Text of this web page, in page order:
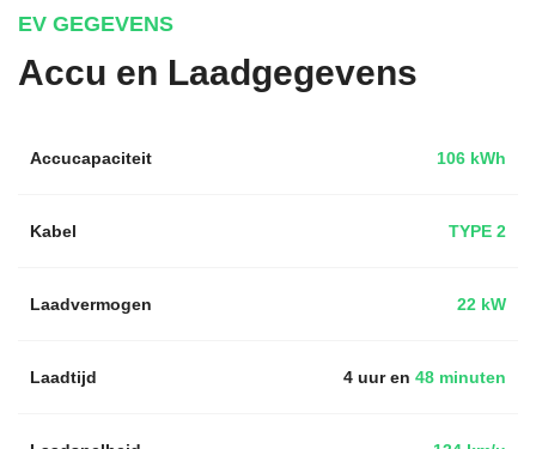
EV GEGEVENS
Accu en Laadgegevens
Accucapaciteit 106 kWh
Kabel TYPE 2
Laadvermogen 22 kW
Laadtijd 4 uur en 48 minuten